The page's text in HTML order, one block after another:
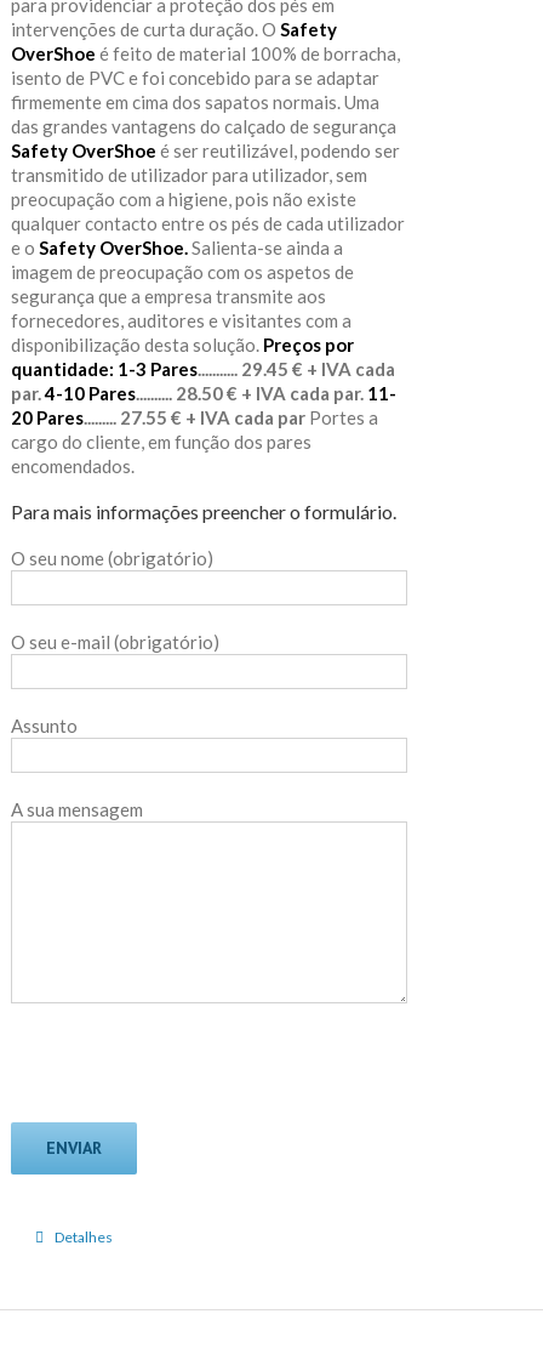
intervenções de curta duração. O Safety
OverShoe é feito de material 100% de borracha,
isento de PVC e foi concebido para se adaptar
firmemente em cima dos sapatos normais. Uma
das grandes vantagens do calçado de segurança
Safety OverShoe é ser reutilizável, podendo ser
transmitido de utilizador para utilizador, sem
preocupação com a higiene, pois não existe
qualquer contacto entre os pés de cada utilizador
e o Safety OverShoe. Salienta-se ainda a
imagem de preocupação com os aspetos de
segurança que a empresa transmite aos
fornecedores, auditores e visitantes com a
disponibilização desta solução. Preços por
quantidade: 1-3 Pares........... 29.45 € + IVA cada
par. 4-10 Pares.......... 28.50 € + IVA cada par. 11-
20 Pares......... 27.55 € + IVA cada parPortes a
cargo do cliente, em função dos pares
encomendados.
Para mais informações preencher o formulário.
O seu nome (obrigatório)
O seu e-mail (obrigatório)
Assunto
A sua mensagem
Detalhes